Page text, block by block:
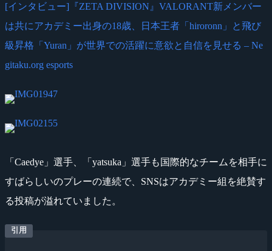
[インタビュー]『ZETA DIVISION』VALORANT新メンバー
は共にアカデミー出身の18歳、日本王者「hiroronn」と飛び
級昇格「Yuran」が世界での活躍に意欲と自信を見せる – Ne
gitaku.org esports
「Caedye」選手、「yatsuka」選手も国際的なチームを相手に
すばらしいのプレーの連続で、SNSはアカデミー組を絶賛す
る投稿が溢れていました。